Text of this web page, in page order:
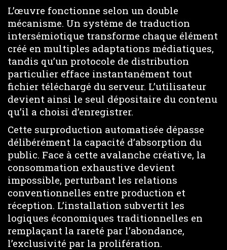
L’œuvre fonctionne selon un double
mécanisme. Un système de traduction
intersémiotique transforme chaque élément
créé en multiples adaptations médiatiques,
tandis qu’un protocole de distribution
particulier efface instantanément tout
fichier téléchargé du serveur. L’utilisateur
devient ainsi le seul dépositaire du contenu
qu’il a choisi d’enregistrer.
Cette surproduction automatisée dépasse
délibérément la capacité d’absorption du
public. Face à cette avalanche créative, la
consommation exhaustive devient
impossible, perturbant les relations
conventionnelles entre production et
réception. L’installation subvertit les
logiques économiques traditionnelles en
remplaçant la rareté par l’abondance,
l’exclusivité par la prolifération.